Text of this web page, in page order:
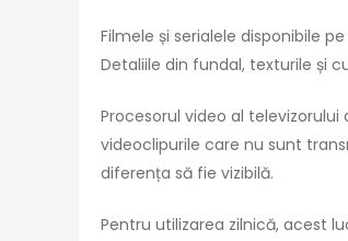
Filmele și serialele disponibile
Detaliile din fundal, texturile și
Procesorul video al
videoclipurile care nu sunt
diferența să fie vizibilă.
Pentru utilizarea zilnică, acest